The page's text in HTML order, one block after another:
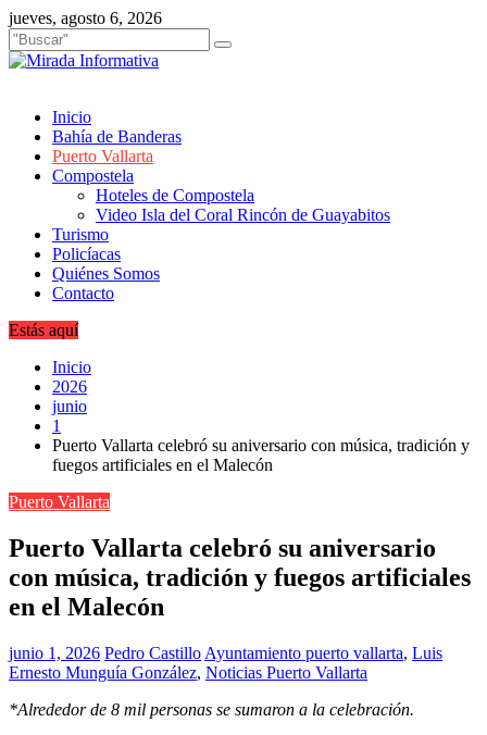
Saltar
al
contenido
jueves, agosto 6, 2026
Inicio
Bahía de Banderas
Puerto Vallarta
Compostela
Hoteles de Compostela
Video Isla del Coral Rincón de Guayabitos
Turismo
Policíacas
Quiénes Somos
Contacto
Estás aquí
Inicio
2026
junio
1
Puerto Vallarta celebró su aniversario con música, tradición y
fuegos artificiales en el Malecón
Puerto Vallarta
Puerto Vallarta celebró su aniversario
con música, tradición y fuegos artificiales
en el Malecón
junio 1, 2026 Pedro Castillo Ayuntamiento puerto vallarta, Luis
Ernesto Munguía González, Noticias Puerto Vallarta
*Alrededor de 8 mil personas se sumaron a la celebración.